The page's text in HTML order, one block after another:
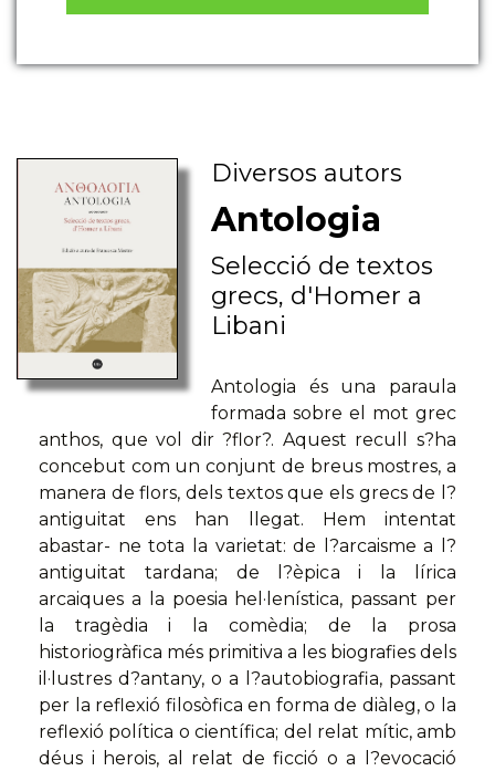
Diversos autors
Antologia
Selecció de textos
grecs, d'Homer a
Libani
Antologia és una paraula
formada sobre el mot grec
anthos, que vol dir ?flor?. Aquest recull s?ha
concebut com un conjunt de breus mostres, a
manera de flors, dels textos que els grecs de l?
antiguitat ens han llegat. Hem intentat
abastar- ne tota la varietat: de l?arcaisme a l?
antiguitat tardana; de l?èpica i la lírica
arcaiques a la poesia hel·lenística, passant per
la tragèdia i la comèdia; de la prosa
historiogràfica més primitiva a les biografies dels
il·lustres d?antany, o a l?autobiografia, passant
per la reflexió filosòfica en forma de diàleg, o la
reflexió política o científica; del relat mític, amb
déus i herois, al relat de ficció o a l?evocació